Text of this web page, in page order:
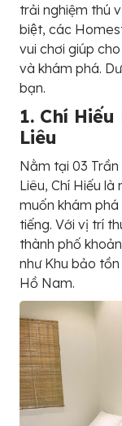
trải nghiệm thú
biệt, các
vui chơi giúp
và khám phá.
bạn.
1. Chí
Liêu
Nằm tại 03
Liêu, Chí Hiếu
muốn khám
tiếng. Với vị trí
thành phố
như Khu bảo
Hồ Nam.